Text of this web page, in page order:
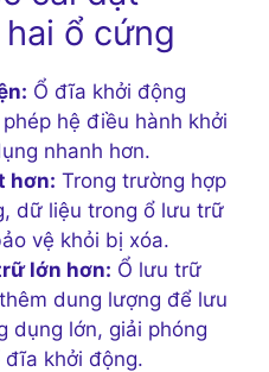
ổ cứng
Ổ đĩa khởi động
hệ điều hành khởi
nhanh hơn.
hơn: Trong trường hợp
dữ liệu trong ổ lưu trữ
vệ khỏi bị xóa.
lớn hơn: Ổ lưu trữ
dung lượng để lưu
dụng lớn, giải phóng
đĩa khởi động.